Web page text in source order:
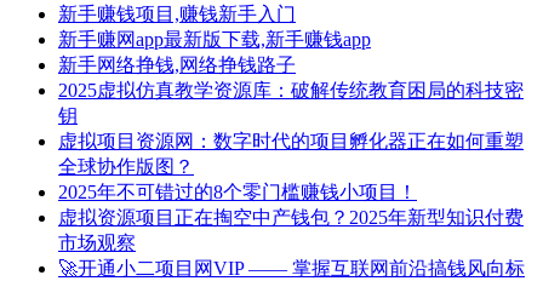
新手赚钱项目,赚钱新手入门
新手赚网app最新版下载,新手赚钱app
新手网络挣钱,网络挣钱路子
2025虚拟仿真教学资源库：破解传统教育困局的科技密
钥
虚拟项目资源网：数字时代的项目孵化器正在如何重塑
全球协作版图？
2025年不可错过的8个零门槛赚钱小项目！
虚拟资源项目正在掏空中产钱包？2025年新型知识付费
市场观察
🚀开通小二项目网VIP —— 掌握互联网前沿搞钱风向标